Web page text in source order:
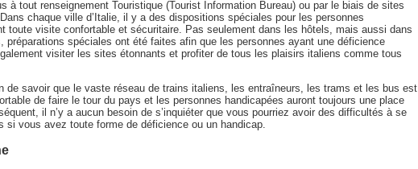
à tout renseignement Touristique (Tourist Information Bureau) ou par le biais de sites
chaque ville d’Italie, il y a des dispositions spéciales pour les personnes
toute visite confortable et sécuritaire. Pas seulement dans les hôtels, mais aussi dans
préparations spéciales ont été faites afin que les personnes ayant une déficience
visiter les sites étonnants et profiter de tous les plaisirs italiens comme tous
de savoir que le vaste réseau de trains italiens, les entraîneurs, les trams et les bus est
de faire le tour du pays et les personnes handicapées auront toujours une place
il n’y a aucun besoin de s’inquiéter que vous pourriez avoir des difficultés à se
si vous avez toute forme de déficience ou un handicap.